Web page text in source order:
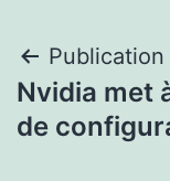
de
Nvidia met
de